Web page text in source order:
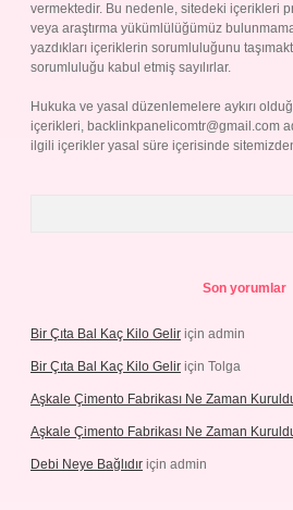
vermektedir. Bu nedenle, sitedeki içerikleri
veya araştırma yükümlülüğümüz
yazdıkları içeriklerin sorumluluğunu
sorumluluğu kabul etmiş sayılırlar.
Hukuka ve yasal düzenlemelere aykırı
içerikleri, backlinkpanelicomtr@gmail.com
ilgili içerikler yasal süre içerisinde sitemizden
Son yorumlar
Bir Çıta Bal Kaç Kilo Gelir için admin
Bir Çıta Bal Kaç Kilo Gelir için Tolga
Aşkale Çimento Fabrikası Ne Zaman
Aşkale Çimento Fabrikası Ne Zaman
Debi Neye Bağlıdır için admin